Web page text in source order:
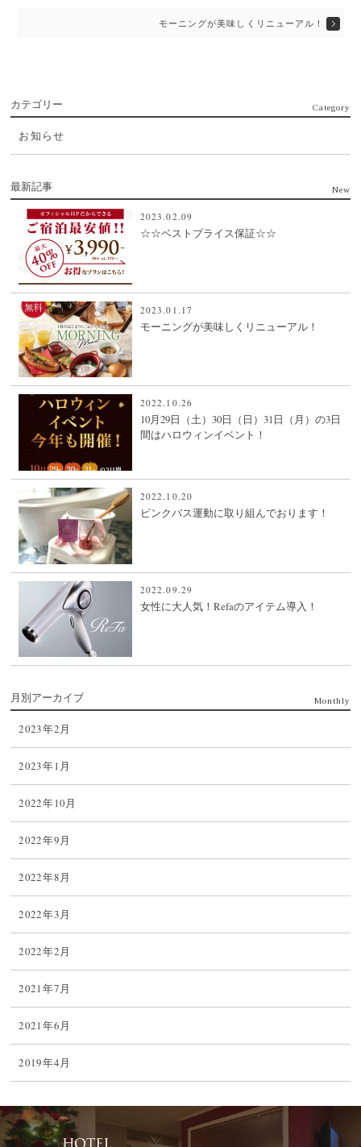
モーニングが美味しくリニューアル！
カテゴリー Category
お知らせ
最新記事 New
2023.02.09
☆☆ベストプライス保証☆☆
2023.01.17
モーニングが美味しくリニューアル！
2022.10.26
10月29日（土）30日（日）31日（月）の3日
間はハロウィンイベント！
2022.10.20
ピンクバス運動に取り組んでおります！
2022.09.29
女性に大人気！Refaのアイテム導入！
月別アーカイブ Monthly
2023年2月
2023年1月
2022年10月
2022年9月
2022年8月
2022年3月
2022年2月
2021年7月
2021年6月
2019年4月